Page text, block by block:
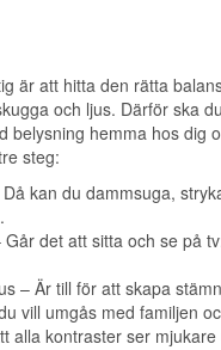
är att hitta den rätta
och ljus. Därför ska
belysning hemma hos dig
steg:
kan du dammsuga,
Går det att sitta och se på
– Är till för att skapa
vill umgås med familjen
alla kontraster ser mjukare